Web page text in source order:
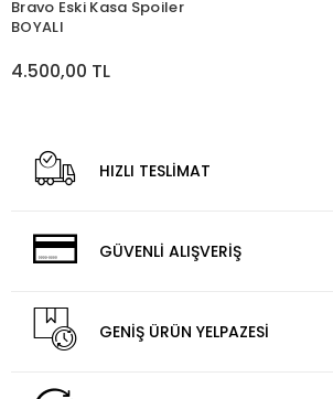
Bravo Eski Kasa Spoiler
BOYALI
4.500,00 TL
HIZLI TESLİMAT
GÜVENLİ ALIŞVERİŞ
GENİŞ ÜRÜN YELPAZESİ